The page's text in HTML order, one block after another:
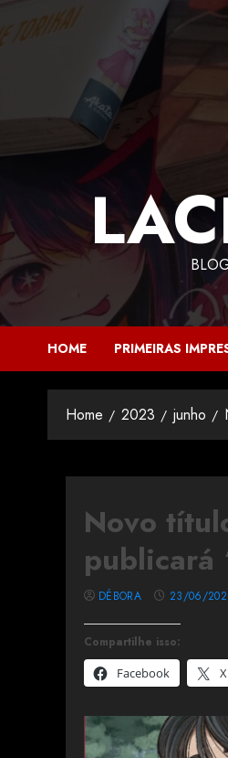
HOME PRIMEIRAS
Home 2023 junho
Novo
publicará
Compartilhe isso:
Facebook
X
DÉBORA 23/06/